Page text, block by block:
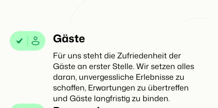
Gäste
Für uns steht die Zufriedenheit der
Gäste an erster Stelle. Wir setzen alles
daran, unvergessliche Erlebnisse zu
schaffen, Erwartungen zu übertreffen
und Gäste langfristig zu binden.